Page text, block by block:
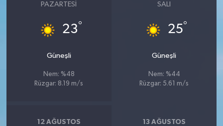
PAZARTESI
23°
Güneşli
Nem: %48
Rüzgar: 8.19 m/s
SALI
25°
Güneşli
Nem: %44
Rüzgar: 5.61 m/s
12 AĞUSTOS 13 AĞUSTOS